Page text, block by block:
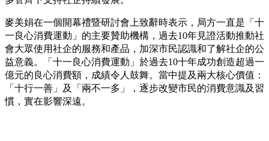
麥美娟在一個開幕禮暨研討會上致辭時表示，局方一直是「十
一良心消費運動」的主要贊助機構，過去10年見證活動推動社
會大眾使用社企的服務和產品，加深市民認識和了解社企的公
益意義。「十一良心消費運動」於過去10十年成功創造超過一
億元的良心消費額，成績令人鼓舞。當中提及兩大核心價值：
「十行一善」及「兩不一多」，逐步改變市民的消費意識及習
慣，實在影響深遠。